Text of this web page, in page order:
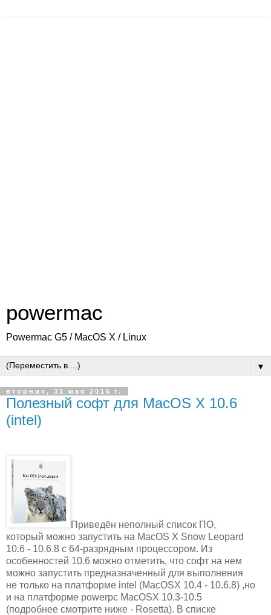
powermac
Powermac G5 / MacOS X / Linux
▼
вторник, 31 мая 2016 г.
Полезный софт для MacOS X 10.6
(intel)
Приведён неполный список ПО,
который можно запустить на MacOS X Snow Leopard
10.6 - 10.6.8 с 64-разрядным процессором. Из
особенностей 10.6 можно отметить, что софт на нем
можно запустить предназначенный для выполнения
не только на платформе intel (MacOSX 10.4 - 10.6.8) ,но
и на платформе powerpc MacOSX 10.3-10.5
(подробнее смотрите ниже - Rosetta). В списке